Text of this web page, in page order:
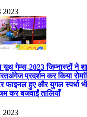
2023
यूथ गेम्स-2023 जिम्नास्टों ने
प्रदर्शन कर किया
फाइनल हुए और युगल स्पर्धा
कर बजवाईं तालियाँ
2023